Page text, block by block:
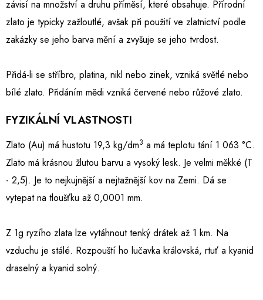
závisí na množství a druhu příměsí, které obsahuje. Přírodní
zlato je typicky zažloutlé, avšak při použití ve zlatnictví podle
zakázky se jeho barva mění a zvyšuje se jeho tvrdost.
Přidá-li se stříbro, platina, nikl nebo zinek, vzniká světlé nebo
bílé zlato. Přidáním mědi vzniká červené nebo růžové zlato.
FYZIKÁLNÍ VLASTNOSTI
Zlato (Au) má hustotu 19,3 kg/dm3 a má teplotu tání 1 063 °C.
Zlato má krásnou žlutou barvu a vysoký lesk. Je velmi měkké (T
- 2,5). Je to nejkujnější a nejtažnější kov na Zemi. Dá se
vytepat na tloušťku až 0,0001 mm.
Z 1g ryzího zlata lze vytáhnout tenký drátek až 1 km. Na
vzduchu je stálé. Rozpouští ho lučavka královská, rtuť a kyanid
draselný a kyanid solný.